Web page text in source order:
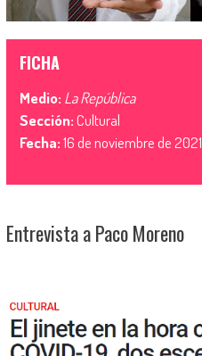
FICHA
Medio: La República
Sección:Cultural
Fecha:16 de noviembre de 2021
Entrevista a Paco Moreno